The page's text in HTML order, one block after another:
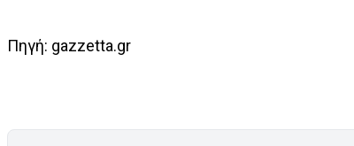
Πηγή: gazzetta.gr